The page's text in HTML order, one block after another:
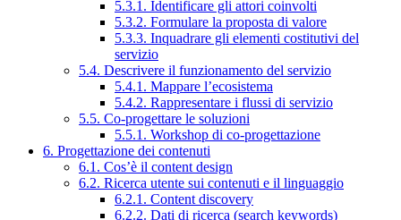
5.3.1. Identificare gli attori coinvolti
5.3.2. Formulare la proposta di valore
5.3.3. Inquadrare gli elementi costitutivi del
servizio
5.4. Descrivere il funzionamento del servizio
5.4.1. Mappare l’ecosistema
5.4.2. Rappresentare i flussi di servizio
5.5. Co-progettare le soluzioni
5.5.1. Workshop di co-progettazione
6. Progettazione dei contenuti
6.1. Cos’è il content design
6.2. Ricerca utente sui contenuti e il linguaggio
6.2.1. Content discovery
6.2.2. Dati di ricerca (search keywords)